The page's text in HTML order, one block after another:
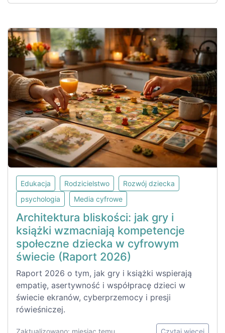
Edukacja Rodzicielstwo
Rozwój dziecka
psychologia
Media cyfrowe
Architektura bliskości: jak gry i
książki wzmacniają kompetencje
społeczne dziecka w cyfrowym
świecie (Raport 2026)
Raport 2026 o tym, jak gry i książki wspierają
empatię, asertywność i współpracę dzieci w
świecie ekranów, cyberprzemocy i presji
rówieśniczej.